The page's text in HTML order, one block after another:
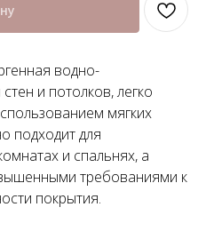
водно-
и потолков, легко
мягких
подходит для
и спальнях, а
требованиями к
покрытия.